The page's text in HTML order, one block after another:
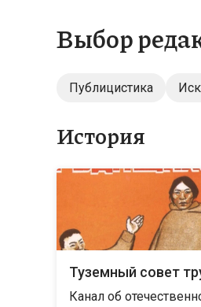
Выбор
Публицистика
История
Туземный совет
Канал об